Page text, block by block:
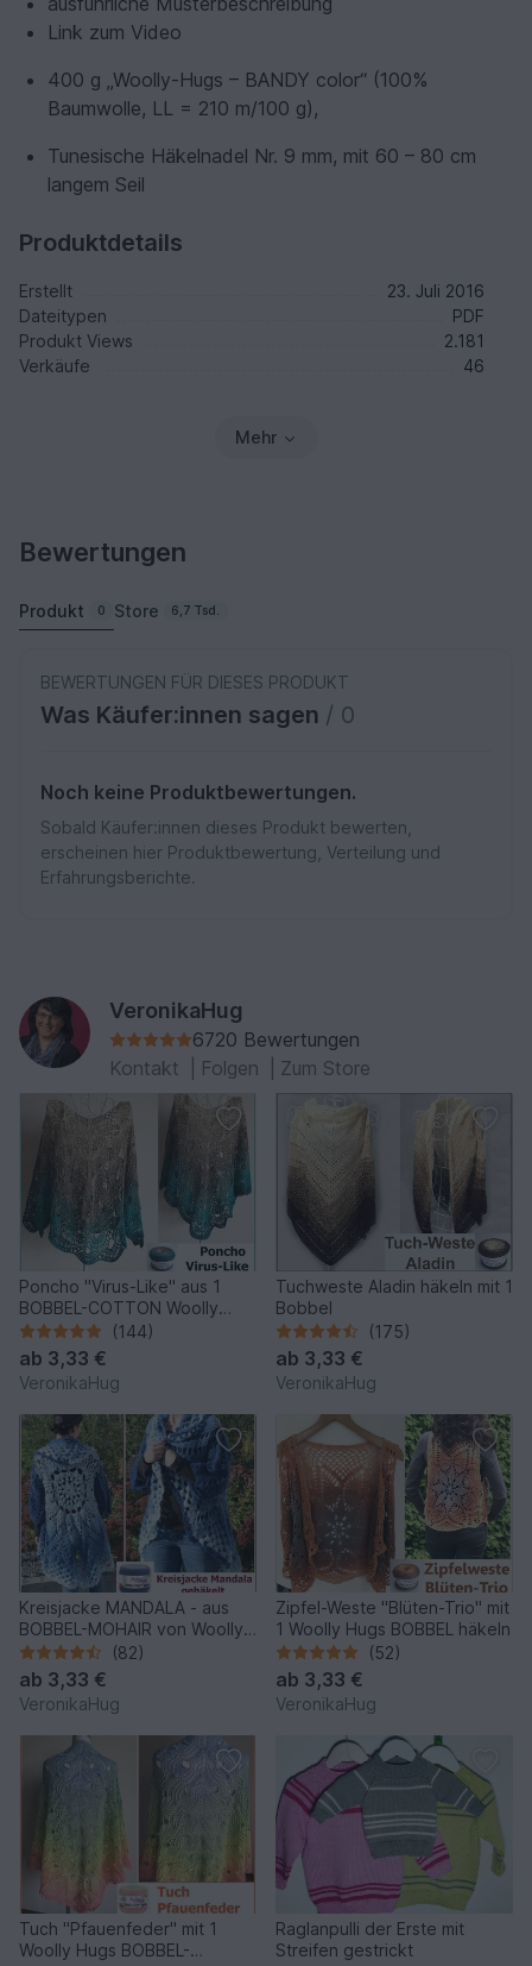
Link zum Video
400 g „Woolly-Hugs – BANDY color“ (100%
Baumwolle, LL = 210 m/100 g),
Tunesische Häkelnadel Nr. 9 mm, mit 60 – 80 cm
langem Seil
Produktdetails
Erstellt
23. Juli 2016
Dateitypen
PDF
Produkt Views
2.181
Verkäufe
46
Mehr
Bewertungen
Produkt 0 Store 6,7 Tsd.
BEWERTUNGEN FÜR DIESES PRODUKT
Was Käufer:innen sagen / 0
Noch keine Produktbewertungen.
Sobald Käufer:innen dieses Produkt bewerten,
erscheinen hier Produktbewertung, Verteilung und
Erfahrungsberichte.
VeronikaHug
6720 Bewertungen
Kontakt
Folgen Zum Store
Poncho "Virus-Like" aus 1
BOBBEL-COTTON Woolly
Hugs häkeln(144)
ab 3,33 €
VeronikaHug
Tuchweste Aladin häkeln mit 1
Bobbel
(175)
ab 3,33 €
VeronikaHug
Kreisjacke MANDALA - aus
BOBBEL-MOHAIR von Woolly
Hugs gehäkelt
(82)
ab 3,33 €
VeronikaHug
Zipfel-Weste "Blüten-Trio" mit
1 Woolly Hugs BOBBEL häkeln
(52)
ab 3,33 €
VeronikaHug
Tuch "Pfauenfeder" mit 1
Woolly Hugs BOBBEL-
Raglanpulli der Erste mit
Streifen gestrickt